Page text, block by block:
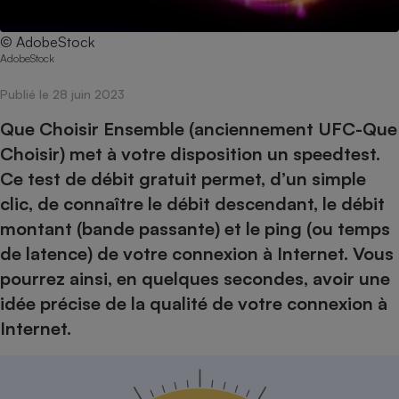
© AdobeStock
AdobeStock
Publié le 28 juin 2023
Que Choisir Ensemble (anciennement UFC-Que
Choisir) met à votre disposition un speedtest.
Ce test de débit gratuit permet, d’un simple
clic, de connaître le débit descendant, le débit
montant (bande passante) et le ping (ou temps
de latence) de votre connexion à Internet. Vous
pourrez ainsi, en quelques secondes, avoir une
idée précise de la qualité de votre connexion à
Internet.
Sécurité - Hygiène
Supermarché - Drive
Assurance
Mutuelle
Circulation routière
Supermarché - Drive
Comparatif plaque à
Comparatif hotte
Comparatif climatiseur
Comparatif aspirateur
Comparatif aspirateur
Comparatif cafetière
Comparatif robot cuiseur
Électricité - Gaz
Comparatif barre de son
Comparatif imprimante
Comparatif ordinateur
Comparatif ultrabook
Comparatif tablette
Image et son
Comparatif poêle à
Comparatif radiateur
Aménagement
Bricolage - Jardinage
Chauffage
Produit d'entretien
Hygiène - Beauté
Maladie - Médecine -
Système de santé -
Retraite
Choisir son pellet
Comparateur assurance emprunteur
Energie Moins Chère Ensemble
Tous les comparateurs
Toutes les cartes interactives
Speedtest - Testez le débit de votre
connexion Internet